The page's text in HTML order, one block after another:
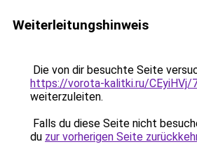
Weiterleitungshinweis
Die von dir besuchte Seite
https://vorota-kalitki.ru/CEyiHVj/
weiterzuleiten.
Falls du diese Seite nicht
du zur vorherigen Seite